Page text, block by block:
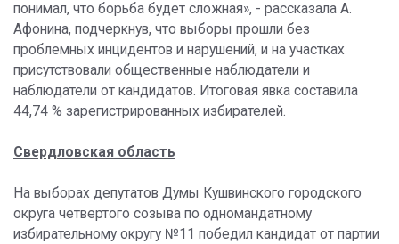
понимал, что борьба будет сложная», - рассказала А.
Афонина, подчеркнув, что выборы прошли без
проблемных инцидентов и нарушений, и на участках
присутствовали общественные наблюдатели и
наблюдатели от кандидатов. Итоговая явка составила
44,74 % зарегистрированных избирателей.
Свердловская область
На выборах депутатов Думы Кушвинского городского
округа четвертого созыва по одномандатному
избирательному округу №11 победил кандидат от партии